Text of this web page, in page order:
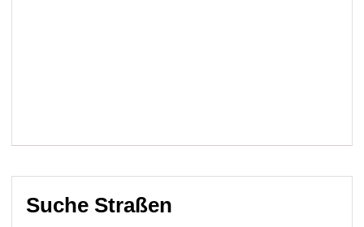
Suche Straßen